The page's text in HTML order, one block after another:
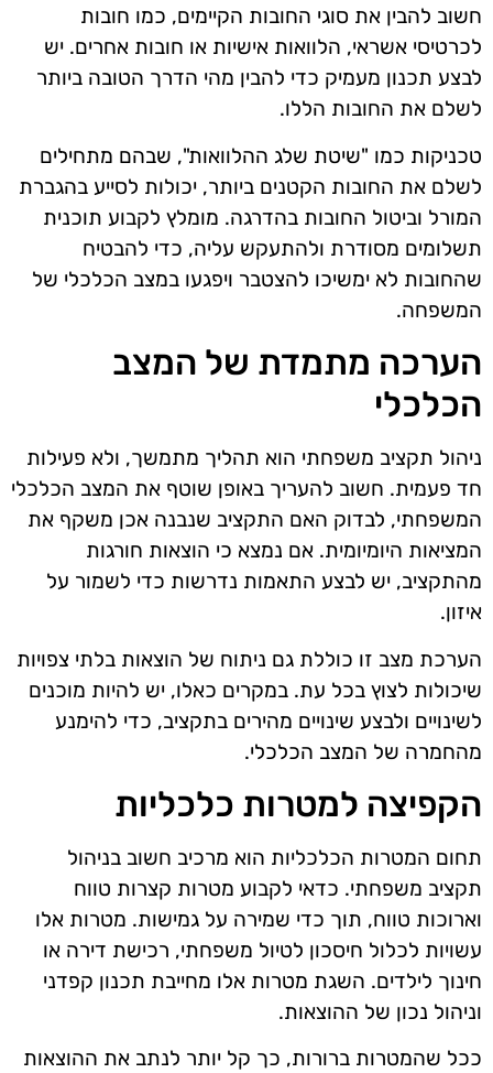
חשוב להבין את סוגי החובות הקיימים, כמו חובות
לכרטיסי אשראי, הלוואות אישיות או חובות אחרים. יש
לבצע תכנון מעמיק כדי להבין מהי הדרך הטובה ביותר
לשלם את החובות הללו.
טכניקות כמו "שיטת שלג ההלוואות", שבהם מתחילים
לשלם את החובות הקטנים ביותר, יכולות לסייע בהגברת
המורל וביטול החובות בהדרגה. מומלץ לקבוע תוכנית
תשלומים מסודרת ולהתעקש עליה, כדי להבטיח
שהחובות לא ימשיכו להצטבר ויפגעו במצב הכלכלי של
המשפחה.
הערכה מתמדת של המצב
הכלכלי
ניהול תקציב משפחתי הוא תהליך מתמשך, ולא פעילות
חד פעמית. חשוב להעריך באופן שוטף את המצב הכלכלי
המשפחתי, לבדוק האם התקציב שנבנה אכן משקף את
המציאות היומיומית. אם נמצא כי הוצאות חורגות
מהתקציב, יש לבצע התאמות נדרשות כדי לשמור על
איזון.
הערכת מצב זו כוללת גם ניתוח של הוצאות בלתי צפויות
שיכולות לצוץ בכל עת. במקרים כאלו, יש להיות מוכנים
לשינויים ולבצע שינויים מהירים בתקציב, כדי להימנע
מהחמרה של המצב הכלכלי.
הקפיצה למטרות כלכליות
תחום המטרות הכלכליות הוא מרכיב חשוב בניהול
תקציב משפחתי. כדאי לקבוע מטרות קצרות טווח
וארוכות טווח, תוך כדי שמירה על גמישות. מטרות אלו
עשויות לכלול חיסכון לטיול משפחתי, רכישת דירה או
חינוך לילדים. השגת מטרות אלו מחייבת תכנון קפדני
וניהול נכון של ההוצאות.
ככל שהמטרות ברורות, כך קל יותר לנתב את ההוצאות